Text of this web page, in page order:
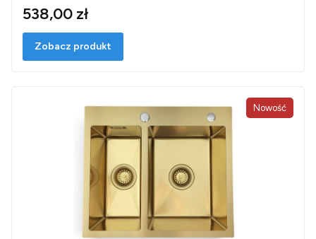
538,00 zł
Zobacz produkt
Nowość